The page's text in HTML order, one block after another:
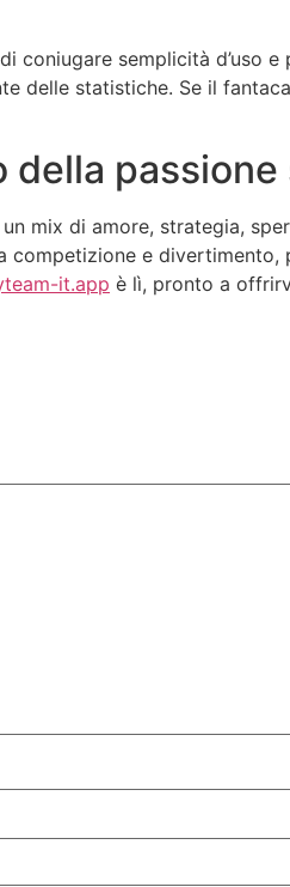
semplicità d’uso
delle statistiche. Se il
mix di amore, strategia,
e
it.app è lì, pronto a